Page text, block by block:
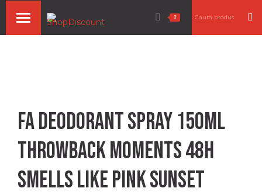
0
Fa deodorant spray 150ml
throwback moments 48h
smells like pink sunset